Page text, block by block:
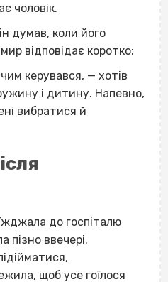
чоловік.
думав, коли його
відповідає коротко:
керувався, — хотів
і дитину. Напевно,
вибратися й
до госпіталю
пізно ввечері.
щоб усе гоїлося